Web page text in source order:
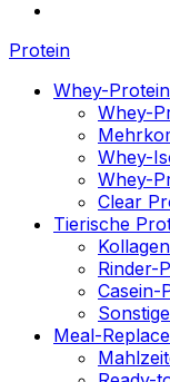
Protein
Whey-Protein
Whey-
Whey-
Whey-
Clear
Tierische
Kollagen
Rinder-
Casein-
Meal-